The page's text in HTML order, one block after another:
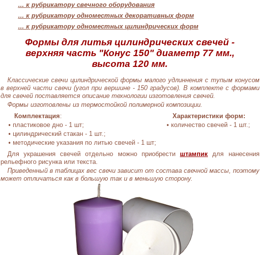
... к рубрикатору свечного оборудования
... к рубрикатору одноместных декоративных форм
... к рубрикатору одноместных цилиндрических форм
Формы для литья цилиндрических свечей -
верхняя часть "Конус 150" диаметр 77 мм.,
высота 120 мм.
Классические свечи цилиндрической формы малого удлиннения с тупым конусом
в верхней части свечи (угол при вершине - 150 градусов). В комплекте с формами
для свечей поставляется описание технологии изготовления свечей.
Формы изготовлены из термостойкой полимерной композиции.
Комплектация:
• пластиковое дно - 1 шт;
• цилиндрический стакан - 1 шт.;
• методические указания по литью свечей - 1 шт;
Характеристики форм:
• количество свечей - 1 шт.;
Для украшения свечей отдельно можно приобрести штампик для нанесения
рельефного рисунка или текста.
Приведенный в таблицах вес свечи зависит от состава свечной массы, поэтому
может отличаться как в большую так и в меньшую сторону.